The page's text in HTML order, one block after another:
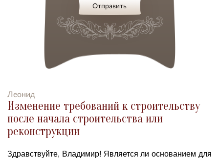
Отправить
Леонид
Изменение требований к строительству
после начала строительства или
реконструкции
Здравствуйте, Владимир! Является ли основанием для